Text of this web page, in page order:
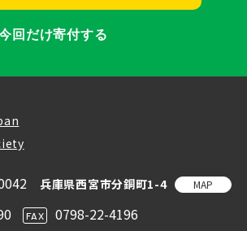
回だけ寄付する
兵庫県西宮市分銅町1-4 MAP
FAX
0798-22-4196